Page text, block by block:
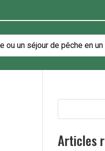
Articles